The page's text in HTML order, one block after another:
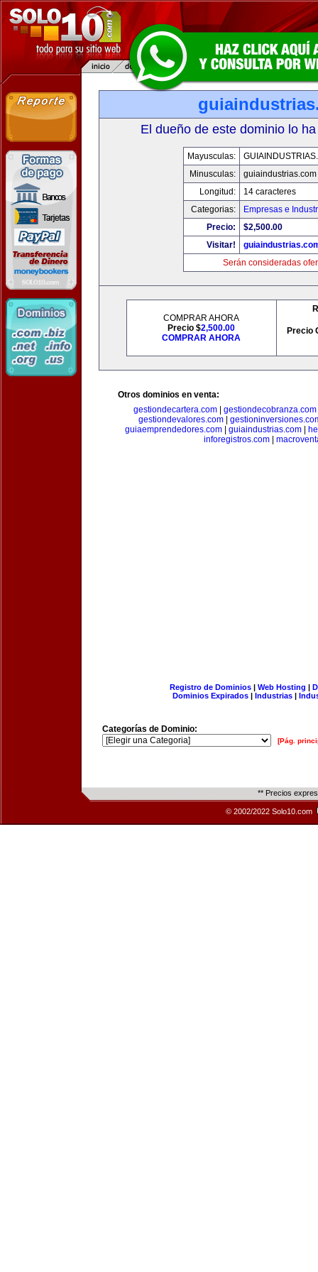
El dueño de este dominio lo
Mayusculas:
Minusculas:
guiaindustrias.com
Longitud:
14 caracteres
Categorias:
Empresas e
Precio:
$2,500.00
Visitar!
Serán consideradas
COMPRAR AHORA
Precio $2,500.00
COMPRAR AHORA
Precio
Otros dominios en venta:
gestiondecartera.com| gestiondecobranza.com
gestiondevalores.com|
guiaemprendedores.com
guiaindustrias.com
inforegistros.com
Registro de Dominios| Web Hosting |
Dominios Expirados | Industrias |
Categorías de Dominio:
[Pág.
** Precios
© 2002/2022 Solo10.com